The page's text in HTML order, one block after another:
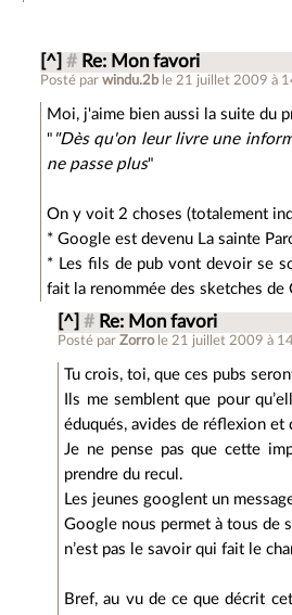
[^] # Re: Mon favori
Posté parwindu.2b le 21 juillet 2009 à
Moi, j'aime bien aussi la suite du
" "Dès qu'on leur livre une
ne passe plus"
On y voit 2 choses (totalement
* Google est devenu La sainte
* Les fils de pub vont devoir se
fait la renommée des sketches de
[^] # Re: Mon favori
Posté parZorro le 21 juillet 2009 à
Tu crois, toi, que ces pubs
Ils me semblent que pour
éduqués, avides de réflexion
Je ne pense pas que cette
prendre du recul.
Les jeunes googlent un
Google nous permet à tous de
n’est pas le savoir qui fait le
Bref, au vu de ce que décrit